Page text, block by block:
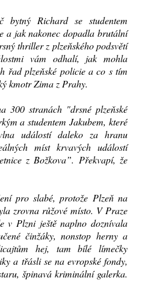
Richard se studentem
a jak nakonec dopadla brutální
thriller z plzeňského podsvětí
vám odhalí, jak mohla
řad plzeňské policie a co s tím
kmotr Zima z Prahy.
300 stranách "drsné plzeňské
a studentem Jakubem, které
událostí daleko za hranu
míst krvavých událostí
z Božkova”. Překvapí, že
pro slabé, protože Plzeň na
zrovna růžové místo. V Praze
v Plzni ještě naplno doznívala
činžáky, nonstop herny a
hej, tam bílé límečky
a třásli se na evropské fondy,
špinavá kriminální galerka.